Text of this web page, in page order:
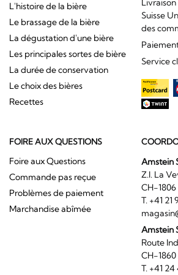
L'histoire de la bière
Le brassage de la bière
La dégustation d'une bière
Les principales sortes de bière
La durée de conservation
Le choix des bières
Recettes
Suisse
des
Service
FOIRE AUX QUESTIONS
Foire aux Questions
Commande pas reçue
Problèmes de paiement
Marchandise abîmée
Amstein
Z.I.
CH-
T. +41
Amstein
Route
CH-
T. +41